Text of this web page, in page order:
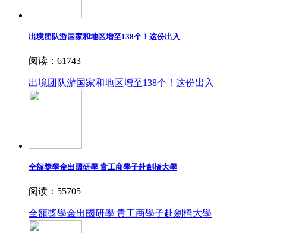
出境团队游国家和地区增至138个！这份出入
阅读：61743
出境团队游国家和地区增至138个！这份出入
全額獎學金出國研學 貴工商學子赴劍橋大學
阅读：55705
全額獎學金出國研學 貴工商學子赴劍橋大學